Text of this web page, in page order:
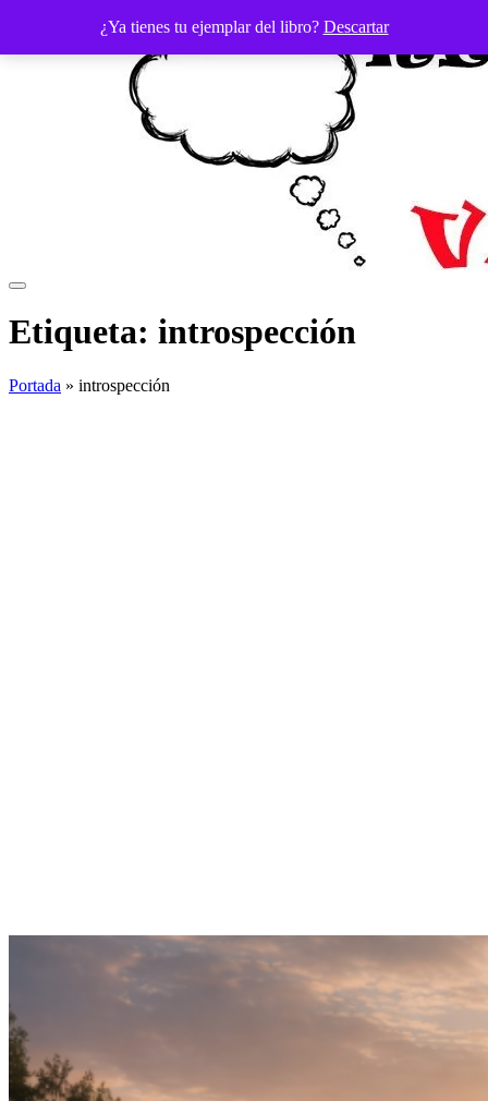
¿Ya tienes tu ejemplar del libro? Descartar
contenido
Etiqueta: introspección
Portada » introspección